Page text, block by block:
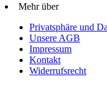
Mehr über
Privatsphäre und
Unsere AGB
Impressum
Kontakt
Widerrufsrecht